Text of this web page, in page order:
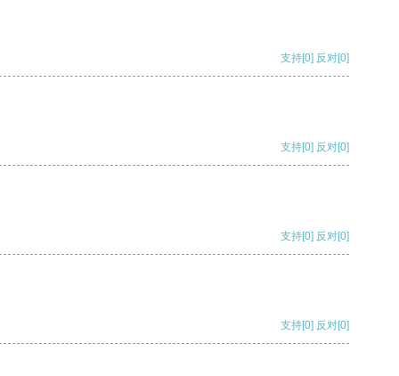
支持[0] 反对[0]
支持[0] 反对[0]
支持[0] 反对[0]
支持[0] 反对[0]